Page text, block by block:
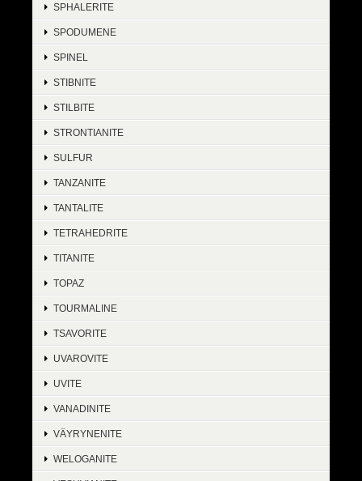
SPHALERITE
SPODUMENE
SPINEL
STIBNITE
STILBITE
STRONTIANITE
SULFUR
TANZANITE
TANTALITE
TETRAHEDRITE
TITANITE
TOPAZ
TOURMALINE
TSAVORITE
UVAROVITE
UVITE
VANADINITE
VÄYRYNENITE
WELOGANITE